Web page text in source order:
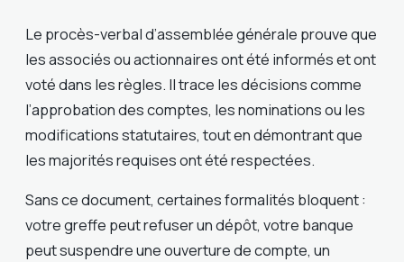
Le procès-verbal d’assemblée générale prouve que
les associés ou actionnaires ont été informés et ont
voté dans les règles. Il trace les décisions comme
l’approbation des comptes, les nominations ou les
modifications statutaires, tout en démontrant que
les majorités requises ont été respectées.
Sans ce document, certaines formalités bloquent :
votre greffe peut refuser un dépôt, votre banque
peut suspendre une ouverture de compte, un